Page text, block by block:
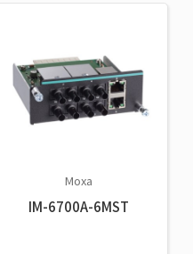
Moxa
IM-6700A-6MST